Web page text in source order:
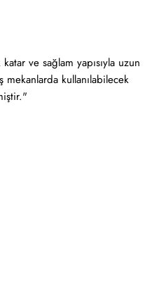
ve sağlam yapısıyla uzun
kullanılabilecek